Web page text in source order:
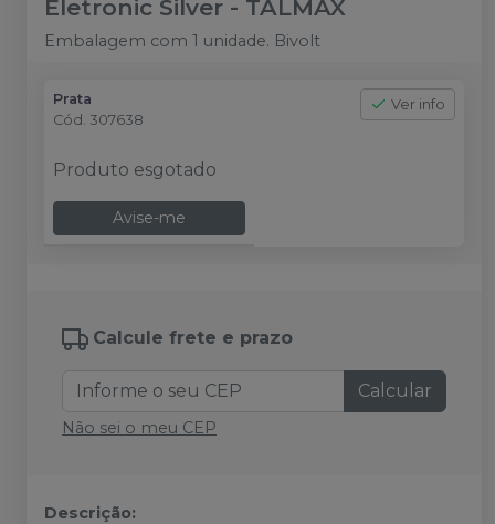
Eletronic Silver - TALMAX
Embalagem com 1 unidade. Bivolt
Prata
Cód. 307638
Ver info
Produto esgotado
Avise-me
Calcule frete e prazo
Calcular
Não sei o meu CEP
Descrição: